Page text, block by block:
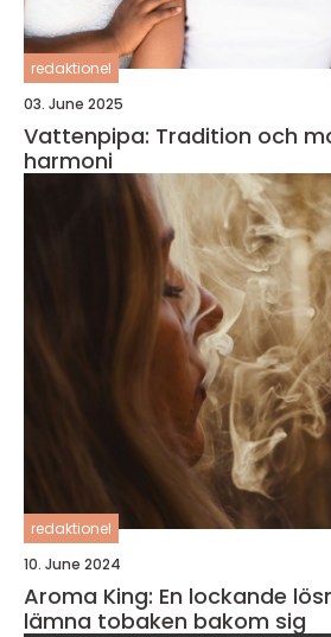
redaktionel
03. June 2025
Vattenpipa: Tradition och
harmoni
redaktionel
10. June 2024
Aroma King: En lockande
lämna tobaken bakom sig